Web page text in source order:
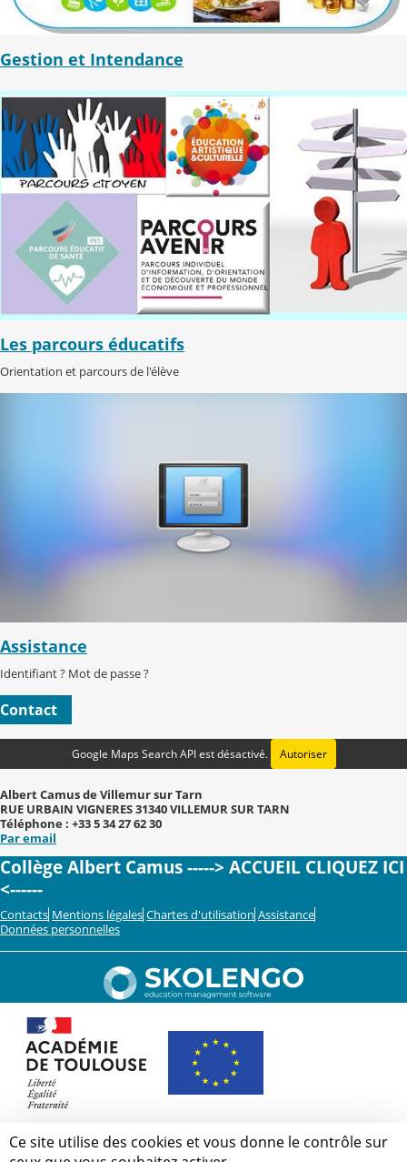
Gestion et Intendance
Les parcours éducatifs
Orientation et parcours de l'élève
Assistance
Identifiant ? Mot de passe ?
Contact
Google Maps Search API est désactivé. Autoriser
Albert Camus de Villemur sur Tarn
RUE URBAIN VIGNERES 31340 VILLEMUR SUR TARN
Téléphone : +33 5 34 27 62 30
Par email
Collège Albert Camus -----> ACCUEIL CLIQUEZ ICI
<------
Contacts Mentions légales Chartes d'utilisation Assistance
Données personnelles
Ce site utilise des cookies et vous donne le contrôle sur